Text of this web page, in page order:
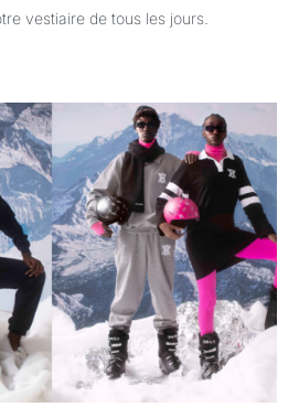
vestiaire de tous les jours.